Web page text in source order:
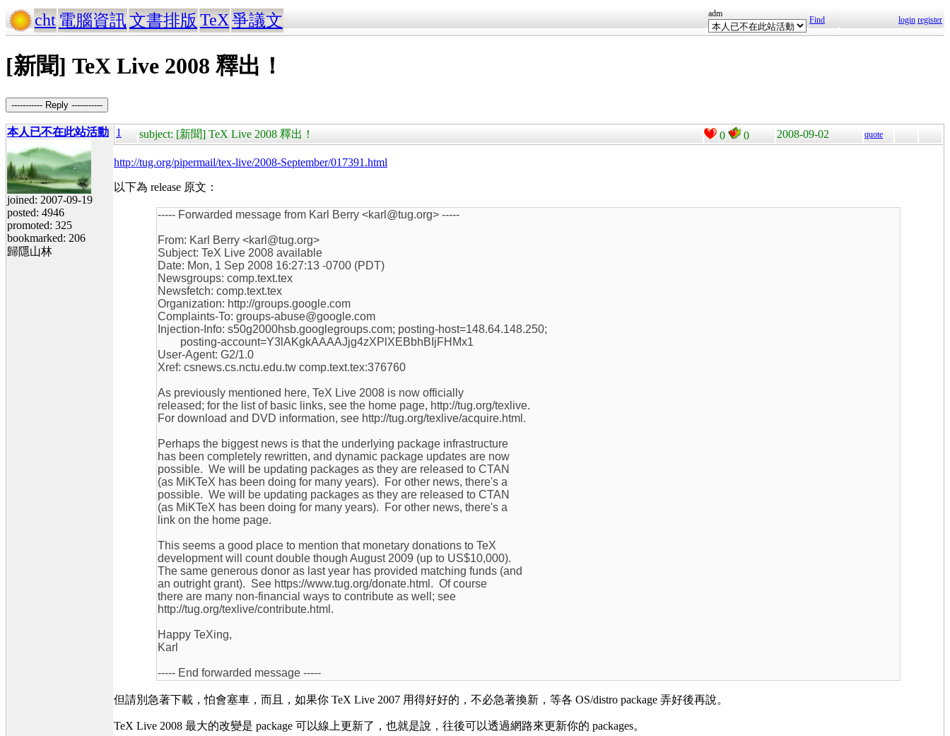
cht 電腦資訊文書排版 TeX爭議文 adm
Find login register
[新聞] TeX Live 2008 釋出！
----------- Reply -----------
本人已不在此站活動
joined: 2007-09-19
posted: 4946
promoted: 325
bookmarked: 206
歸隱山林
1 subject: [新聞] TeX Live 2008 釋出！ 0 0 2008-09-02 quote
http://tug.org/pipermail/tex-live/2008-September/017391.html
以下為 release 原文：
----- Forwarded message from Karl Berry <karl@tug.org> -----
From: Karl Berry <karl@tug.org>
Subject: TeX Live 2008 available
Date: Mon, 1 Sep 2008 16:27:13 -0700 (PDT)
Newsgroups: comp.text.tex
Newsfetch: comp.text.tex
Organization: http://groups.google.com
Complaints-To: groups-abuse@google.com
Injection-Info: s50g2000hsb.googlegroups.com; posting-host=148.64.148.250;
posting-account=Y3lAKgkAAAAJjg4zXPlXEBbhBIjFHMx1
User-Agent: G2/1.0
Xref: csnews.cs.nctu.edu.tw comp.text.tex:376760
As previously mentioned here, TeX Live 2008 is now officially
released; for the list of basic links, see the home page, http://tug.org/texlive.
For download and DVD information, see http://tug.org/texlive/acquire.html.
Perhaps the biggest news is that the underlying package infrastructure
has been completely rewritten, and dynamic package updates are now
possible. We will be updating packages as they are released to CTAN
(as MiKTeX has been doing for many years). For other news, there's a
possible. We will be updating packages as they are released to CTAN
(as MiKTeX has been doing for many years). For other news, there's a
link on the home page.
This seems a good place to mention that monetary donations to TeX
development will count double though August 2009 (up to US$10,000).
The same generous donor as last year has provided matching funds (and
an outright grant). See https://www.tug.org/donate.html. Of course
there are many non-financial ways to contribute as well; see
http://tug.org/texlive/contribute.html.
Happy TeXing,
Karl
----- End forwarded message -----
但請別急著下載，怕會塞車，而且，如果你 TeX Live 2007 用得好好的，不必急著換新，等各 OS/distro package 弄好後再說。
TeX Live 2008 最大的改變是 package 可以線上更新了，也就是說，往後可以透過網路來更新你的 packages。